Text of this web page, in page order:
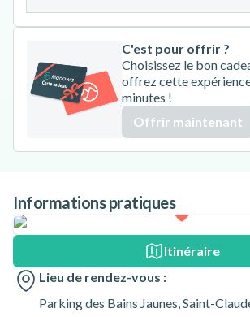
C'est pour offrir ?
Choisissez le bon
offrez cette
minutes !
Offrir maintenant
Informations pratiques
Itinéraire
Lieu de rendez-vous :
Parking des Bains Jaunes, Saint-